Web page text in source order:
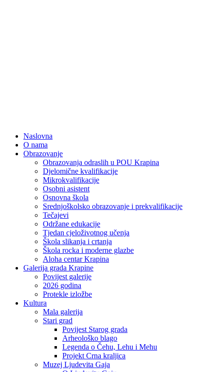
Naslovna
O nama
Obrazovanje
Obrazovanja odraslih u POU Krapina
Djelomične kvalifikacije
Mikrokvalifikacije
Osobni asistent
Osnovna škola
Srednjoškolsko obrazovanje i prekvalifikacije
Tečajevi
Održane edukacije
Tjedan cjeloživotnog učenja
Škola slikanja i crtanja
Škola rocka i moderne glazbe
Aloha centar Krapina
Galerija grada Krapine
Povijest galerije
2026 godina
Protekle izložbe
Kultura
Mala galerija
Stari grad
Povijest Starog grada
Arheološko blago
Legenda o Čehu, Lehu i Mehu
Projekt Crna kraljica
Muzej Ljudevita Gaja